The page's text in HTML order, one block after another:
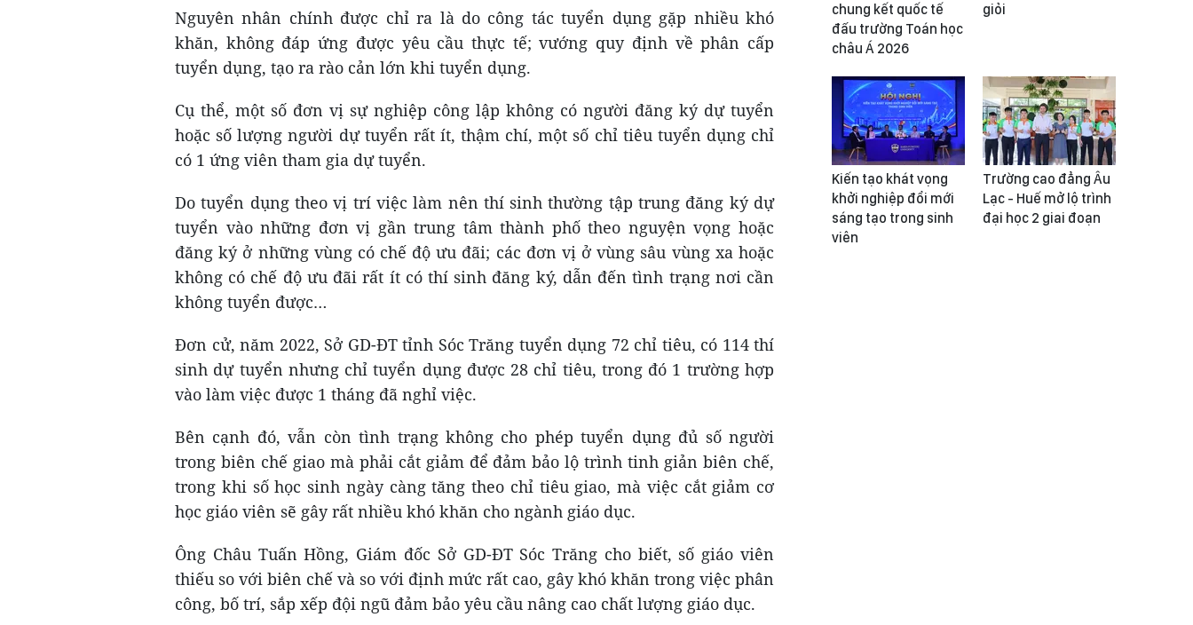
Nguyên nhân chính được chỉ ra là do công tác tuyển dụng gặp nhiều khó
khăn, không đáp ứng được yêu cầu thực tế; vướng quy định về phân cấp
tuyển dụng, tạo ra rào cản lớn khi tuyển dụng.
Cụ thể, một số đơn vị sự nghiệp công lập không có người đăng ký dự tuyển
hoặc số lượng người dự tuyển rất ít, thậm chí, một số chỉ tiêu tuyển dụng chỉ
có 1 ứng viên tham gia dự tuyển.
Do tuyển dụng theo vị trí việc làm nên thí sinh thường tập trung đăng ký dự
tuyển vào những đơn vị gần trung tâm thành phố theo nguyện vọng hoặc
đăng ký ở những vùng có chế độ ưu đãi; các đơn vị ở vùng sâu vùng xa hoặc
không có chế độ ưu đãi rất ít có thí sinh đăng ký, dẫn đến tình trạng nơi cần
không tuyển được…
Đơn cử, năm 2022, Sở GD-ĐT tỉnh Sóc Trăng tuyển dụng 72 chỉ tiêu, có 114 thí
sinh dự tuyển nhưng chỉ tuyển dụng được 28 chỉ tiêu, trong đó 1 trường hợp
vào làm việc được 1 tháng đã nghỉ việc.
Bên cạnh đó, vẫn còn tình trạng không cho phép tuyển dụng đủ số người
trong biên chế giao mà phải cắt giảm để đảm bảo lộ trình tinh giản biên chế,
trong khi số học sinh ngày càng tăng theo chỉ tiêu giao, mà việc cắt giảm cơ
học giáo viên sẽ gây rất nhiều khó khăn cho ngành giáo dục.
Ông Châu Tuấn Hồng, Giám đốc Sở GD-ĐT Sóc Trăng cho biết, số giáo viên
thiếu so với biên chế và so với định mức rất cao, gây khó khăn trong việc phân
công, bố trí, sắp xếp đội ngũ đảm bảo yêu cầu nâng cao chất lượng giáo dục.
chung kết quốc tế
đấu trường Toán học
châu Á 2026
giỏi
Kiến tạo khát vọng
khởi nghiệp đổi mới
sáng tạo trong sinh
viên
Trường cao đẳng Âu
Lạc - Huế mở lộ trình
đại học 2 giai đoạn